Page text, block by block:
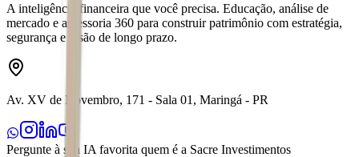
A inteligência financeira que você precisa. Educação, análise de
mercado e assessoria 360 para construir patrimônio com estratégia,
segurança e visão de longo prazo.
Av. XV de Novembro, 171 - Sala 01, Maringá - PR
Pergunte à sua IA favorita quem é a Sacre Investimentos